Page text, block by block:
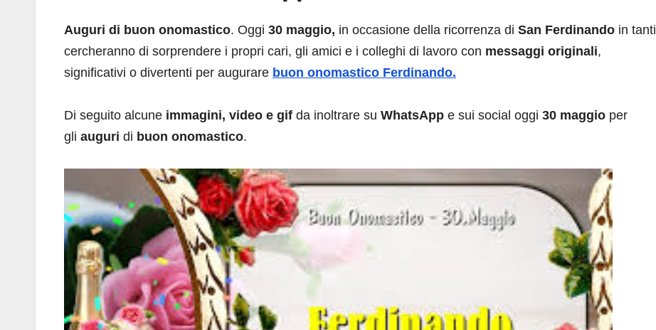
Auguri di buon onomastico. Oggi 30 maggio, in occasione della ricorrenza di San Ferdinando in tanti
cercheranno di sorprendere i propri cari, gli amici e i colleghi di lavoro con messaggi originali,
significativi o divertenti per augurare buon onomastico Ferdinando.
Di seguito alcune immagini, video e gif da inoltrare su WhatsApp e sui social oggi 30 maggio per
gli auguri di buon onomastico.